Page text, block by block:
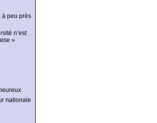
à peu près
n’est
»
nationale